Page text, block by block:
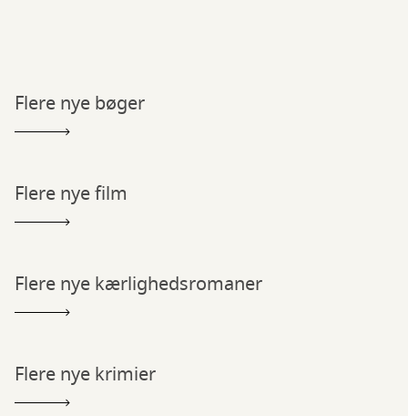
Flere nye bøger
Flere nye film
Flere nye kærlighedsromaner
Flere nye krimier